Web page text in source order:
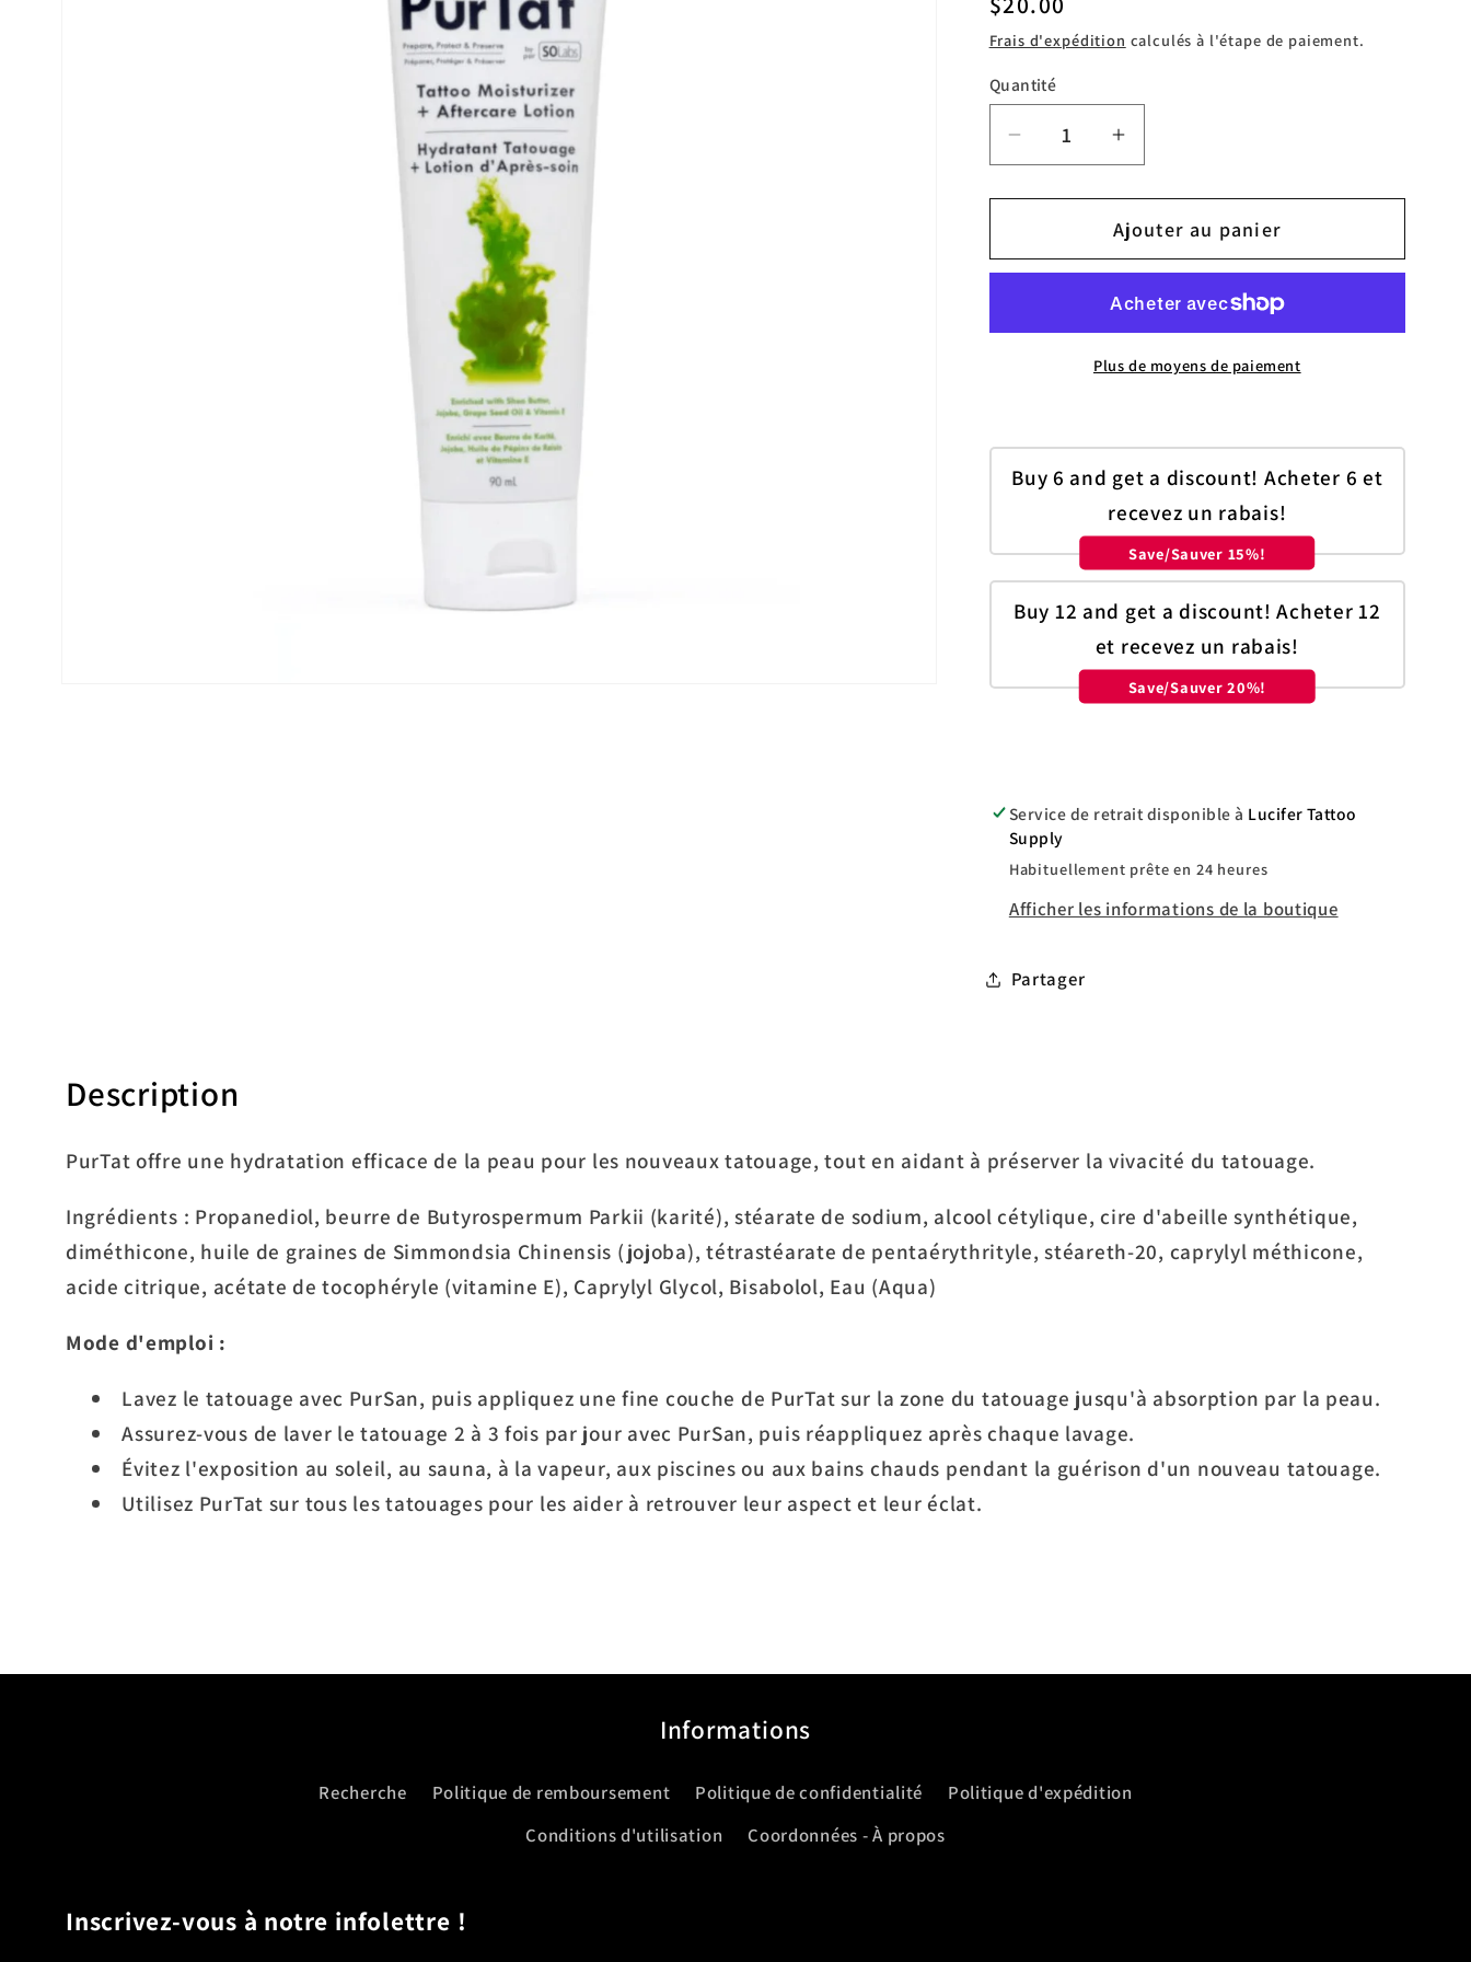
habituel
Frais d'expédition calculés à l'étape de paiement.
Quantité
Réduire
quantité
PurTat
Augmenter
quantité
de
PurTat
90ml
Ajouter au panier
Plus de moyens de paiement
Buy 6 and get a discount! Acheter 6 et
recevez un rabais!
Save/Sauver 15%!
Buy 12 and get a discount! Acheter 12
et recevez un rabais!
Save/Sauver 20%!
Service de retrait disponible à Lucifer Tattoo
Supply
Habituellement prête en 24 heures
Afficher les informations de la boutique
Partager
Description
PurTat offre une hydratation efficace de la peau pour les nouveaux tatouage, tout en aidant à préserver la vivacité du tatouage.
Ingrédients : Propanediol, beurre de Butyrospermum Parkii (karité), stéarate de sodium, alcool cétylique, cire d'abeille synthétique,
diméthicone, huile de graines de Simmondsia Chinensis (jojoba), tétrastéarate de pentaérythrityle, stéareth-20, caprylyl méthicone,
acide citrique, acétate de tocophéryle (vitamine E), Caprylyl Glycol, Bisabolol, Eau (Aqua)
Mode d'emploi :
Lavez le tatouage avec PurSan, puis appliquez une fine couche de PurTat sur la zone du tatouage jusqu'à absorption par la peau.
Assurez-vous de laver le tatouage 2 à 3 fois par jour avec PurSan, puis réappliquez après chaque lavage.
Évitez l'exposition au soleil, au sauna, à la vapeur, aux piscines ou aux bains chauds pendant la guérison d'un nouveau tatouage.
Utilisez PurTat sur tous les tatouages pour les aider à retrouver leur aspect et leur éclat.
Informations
Recherche Politique de remboursement Politique de confidentialité
Politique d'expédition
Conditions d'utilisation
Coordonnées - À propos
Inscrivez-vous à notre infolettre !